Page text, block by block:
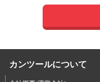
カンツールについて